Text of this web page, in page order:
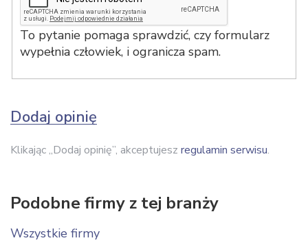
To pytanie pomaga sprawdzić, czy formularz
wypełnia człowiek, i ogranicza spam.
Dodaj opinię
Klikając „Dodaj opinię”, akceptujesz regulamin serwisu.
Podobne firmy z tej branży
Wszystkie firmy